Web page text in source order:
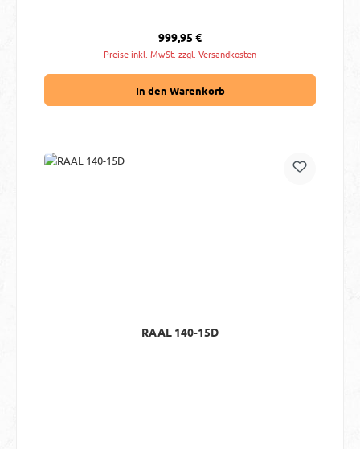
Regulärer Preis:
999,95 €
Preise inkl. MwSt. zzgl. Versandkosten
In den Warenkorb
RAAL 140-15D